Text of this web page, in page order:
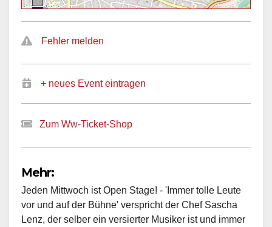
Fehler melden
+ neues Event eintragen
Zum Ww-Ticket-Shop
Mehr:
Jeden Mittwoch ist Open Stage! - 'Immer tolle Leute
vor und auf der Bühne' verspricht der Chef Sascha
Lenz, der selber ein versierter Musiker ist und immer